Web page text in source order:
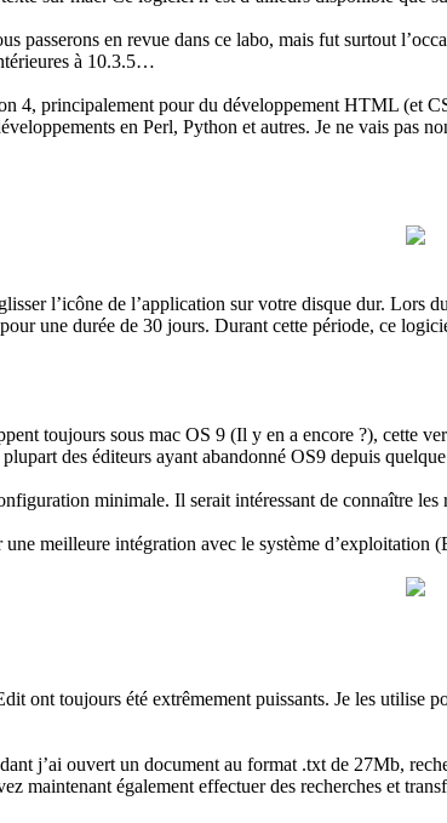
passerons en revue dans ce labo, mais fut surtout
à 10.3.5…
4, principalement pour du développement HTML (et
en Perl, Python et autres. Je ne vais pas
l’icône de l’application sur votre disque dur. Lors
une durée de 30 jours. Durant cette période, ce
toujours sous mac OS 9 (Il y en a encore ?), cette
des éditeurs ayant abandonné OS9 depuis
minimale. Il serait intéressant de connaître
meilleure intégration avec le système
ont toujours été extrêmement puissants. Je les utilise
j’ai ouvert un document au format .txt de 27Mb,
également effectuer des recherches et